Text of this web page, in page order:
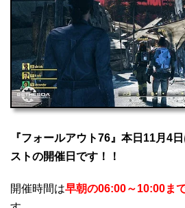
『フォールアウト76』本日11月4
ストの開催日です！！
開催時間は早朝の06:00～10:00ま